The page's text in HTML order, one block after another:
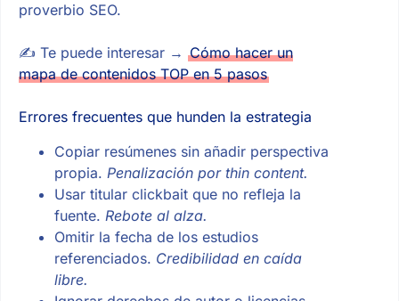
proverbio SEO.
✍ Te puede interesar → Cómo hacer un
mapa de contenidos TOP en 5 pasos
Errores frecuentes que hunden la estrategia
Copiar resúmenes sin añadir perspectiva
propia. Penalización por thin content.
Usar titular clickbait que no refleja la
fuente. Rebote al alza.
Omitir la fecha de los estudios
referenciados. Credibilidad en caída
libre.